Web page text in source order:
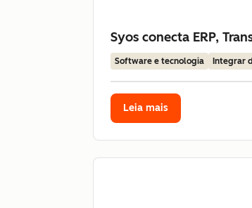
Syos conecta ERP,
Software e tecnologia Integrar
Leia mais